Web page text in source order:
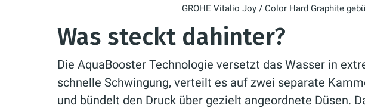
GROHE Vitalio Joy / Color Hard Graphite
Was steckt dahinter?
Die AquaBooster Technologie versetzt das Wasser in
schnelle Schwingung, verteilt es auf zwei separate
und bündelt den Druck über gezielt angeordnete Düsen.